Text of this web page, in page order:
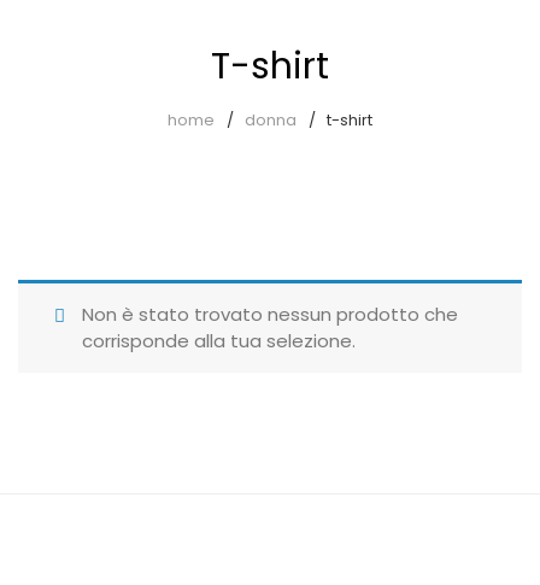
Giubbotti
T-shirt
home donna t-shirt
Non è stato trovato nessun prodotto che
corrisponde alla tua selezione.